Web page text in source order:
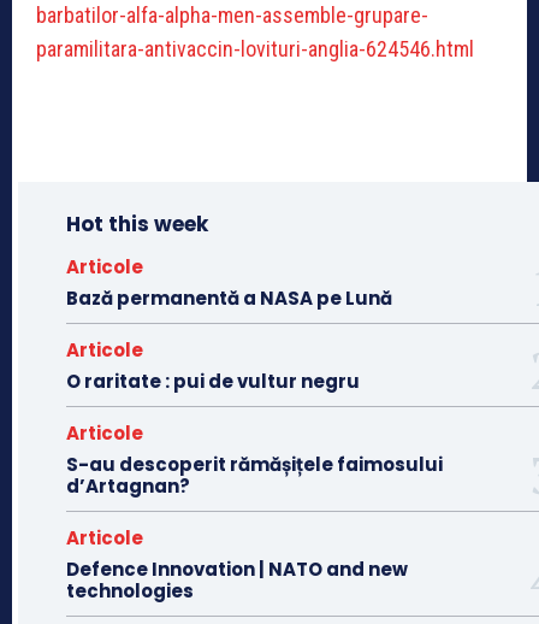
barbatilor-alfa-alpha-men-assemble-grupare-
paramilitara-antivaccin-lovituri-anglia-624546.html
Hot this week
Articole
Bază permanentă a NASA pe Lună
Articole
O raritate : pui de vultur negru
Articole
S-au descoperit rămășițele faimosului
d’Artagnan?
Articole
Defence Innovation | NATO and new
technologies